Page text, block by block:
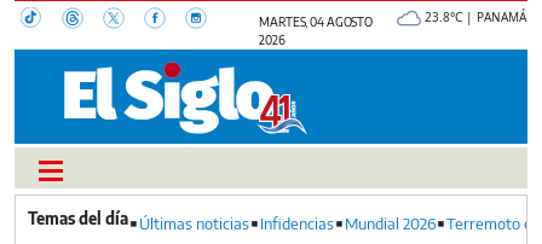
MARTES, 04 AGOSTO
2026
23.8°C | PANAMÁ
Últimas noticias Infidencias Mundial 2026 Terremoto